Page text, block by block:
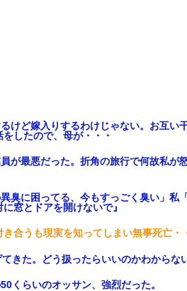
けど嫁入りするわけじゃない。お互い
したので、母が・・・
が最悪だった。折角の旅行で何故私が
臭に困ってる、今もすっごく臭い」私
窓とドアを開けないで』
合うも現実を知ってしまい無事死亡・
きた。どう扱ったらいいのかわからな
くらいのオッサン、強烈だった。